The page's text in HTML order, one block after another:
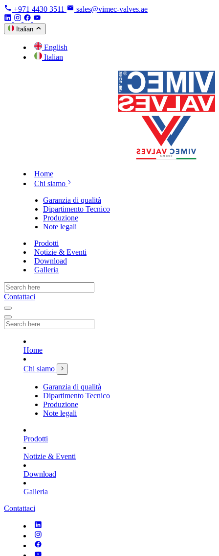
+971 4430 3511 sales@vimec-valves.ae
Italian
English
Italian
Home
Chi siamo
Garanzia di qualità
Dipartimento Tecnico
Produzione
Note legali
Prodotti
Notizie & Eventi
Download
Galleria
Contattaci
Home
Chi siamo
Garanzia di qualità
Dipartimento Tecnico
Produzione
Note legali
Prodotti
Notizie & Eventi
Download
Galleria
Contattaci